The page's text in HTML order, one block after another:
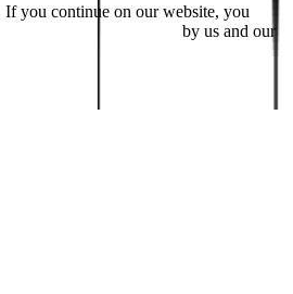
If you continue on our website, you
by us and our